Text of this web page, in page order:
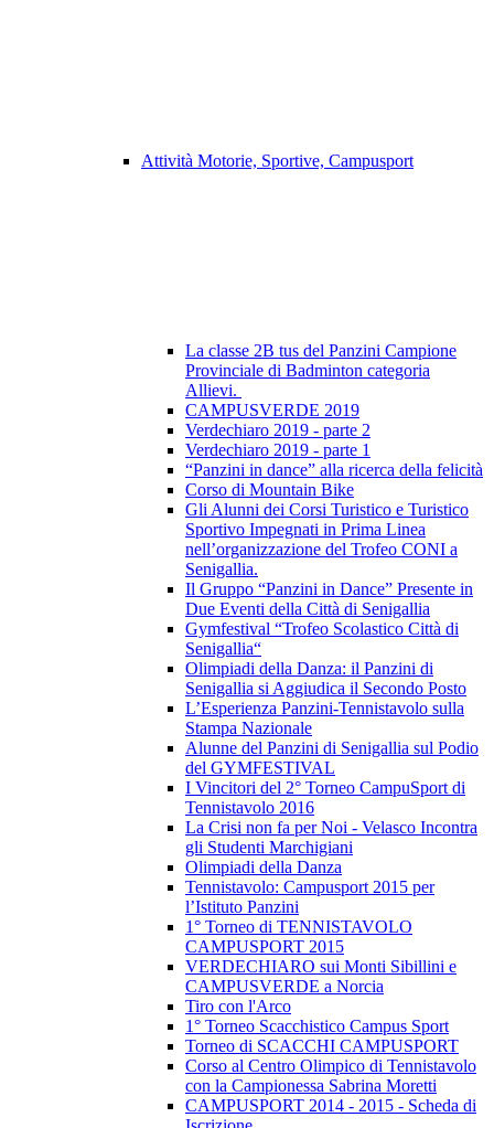
Attività Motorie, Sportive, Campusport
La classe 2B tus del Panzini Campione
Provinciale di Badminton categoria
Allievi.
CAMPUSVERDE 2019
Verdechiaro 2019 - parte 2
Verdechiaro 2019 - parte 1
“Panzini in dance” alla ricerca della felicità
Corso di Mountain Bike
Gli Alunni dei Corsi Turistico e Turistico
Sportivo Impegnati in Prima Linea
nell’organizzazione del Trofeo CONI a
Senigallia.
Il Gruppo “Panzini in Dance” Presente in
Due Eventi della Città di Senigallia
Gymfestival “Trofeo Scolastico Città di
Senigallia“
Olimpiadi della Danza: il Panzini di
Senigallia si Aggiudica il Secondo Posto
L’Esperienza Panzini-Tennistavolo sulla
Stampa Nazionale
Alunne del Panzini di Senigallia sul Podio
del GYMFESTIVAL
I Vincitori del 2° Torneo CampuSport di
Tennistavolo 2016
La Crisi non fa per Noi - Velasco Incontra
gli Studenti Marchigiani
Olimpiadi della Danza
Tennistavolo: Campusport 2015 per
l’Istituto Panzini
1° Torneo di TENNISTAVOLO
CAMPUSPORT 2015
VERDECHIARO sui Monti Sibillini e
CAMPUSVERDE a Norcia
Tiro con l'Arco
1° Torneo Scacchistico Campus Sport
Torneo di SCACCHI CAMPUSPORT
Corso al Centro Olimpico di Tennistavolo
con la Campionessa Sabrina Moretti
CAMPUSPORT 2014 - 2015 - Scheda di